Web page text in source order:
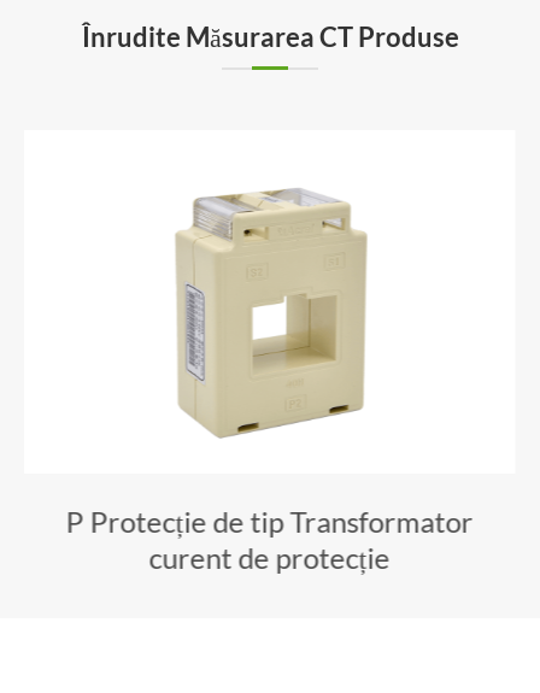
Înrudite Măsurarea CT Produse
P Protecție de tip Transformator
curent de protecție